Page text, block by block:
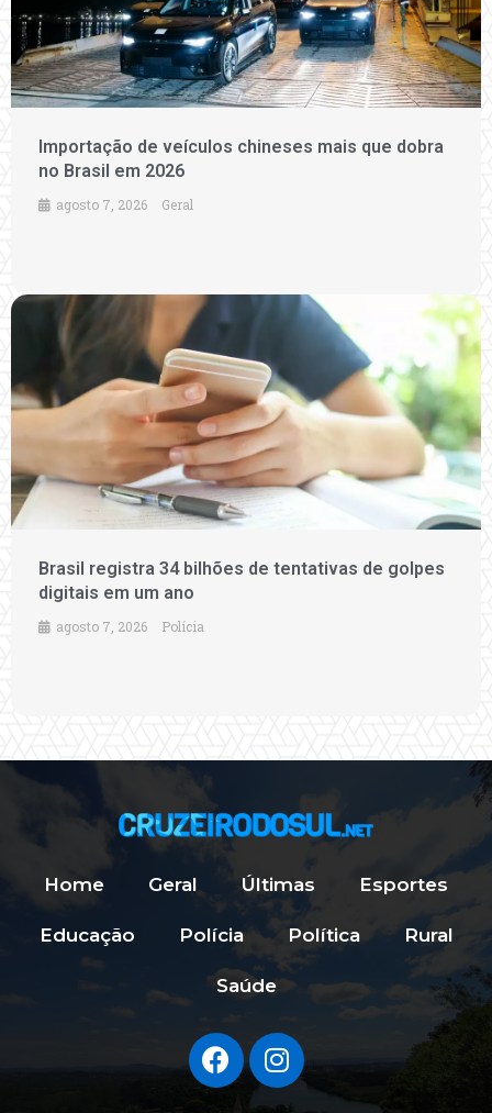
Importação de veículos chineses mais que dobra
no Brasil em 2026
agosto 7, 2026 Geral
Brasil registra 34 bilhões de tentativas de golpes
digitais em um ano
agosto 7, 2026 Polícia
Home Geral Últimas Esportes
Educação Polícia Política Rural
Saúde